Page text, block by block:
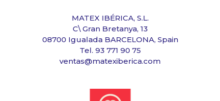
MATEX IBÉRICA, S.L.
C\ Gran Bretanya, 13
08700 Igualada BARCELONA, Spain
Tel. 93 771 90 75
ventas@matexiberica.com